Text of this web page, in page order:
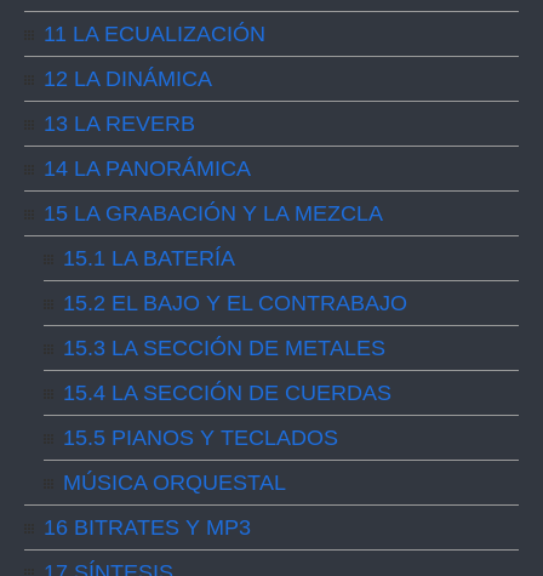
11 LA ECUALIZACIÓN
12 LA DINÁMICA
13 LA REVERB
14 LA PANORÁMICA
15 LA GRABACIÓN Y LA MEZCLA
15.1 LA BATERÍA
15.2 EL BAJO Y EL CONTRABAJO
15.3 LA SECCIÓN DE METALES
15.4 LA SECCIÓN DE CUERDAS
15.5 PIANOS Y TECLADOS
MÚSICA ORQUESTAL
16 BITRATES Y MP3